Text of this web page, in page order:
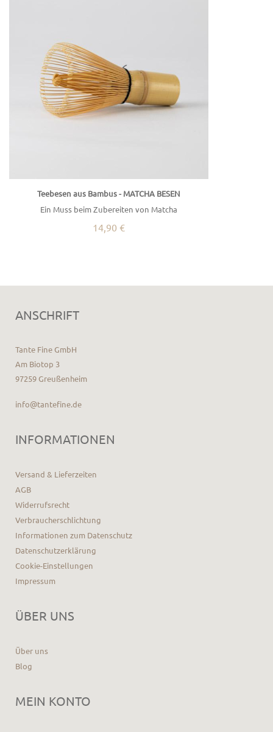
Teebesen aus Bambus - MATCHA BESEN
Ein Muss beim Zubereiten von Matcha
14,90 €
ANSCHRIFT
Tante Fine GmbH
Am Biotop 3
97259 Greußenheim
info@tantefine.de
INFORMATIONEN
Versand & Lieferzeiten
AGB
Widerrufsrecht
Verbraucherschlichtung
Informationen zum Datenschutz
Datenschutzerklärung
Cookie-Einstellungen
Impressum
ÜBER UNS
Über uns
Blog
MEIN KONTO